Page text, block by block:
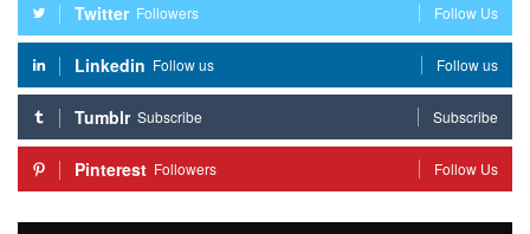
Twitter Followers Follow Us
Linkedin Follow us Follow us
Tumblr Subscribe Subscribe
Pinterest Followers Follow Us